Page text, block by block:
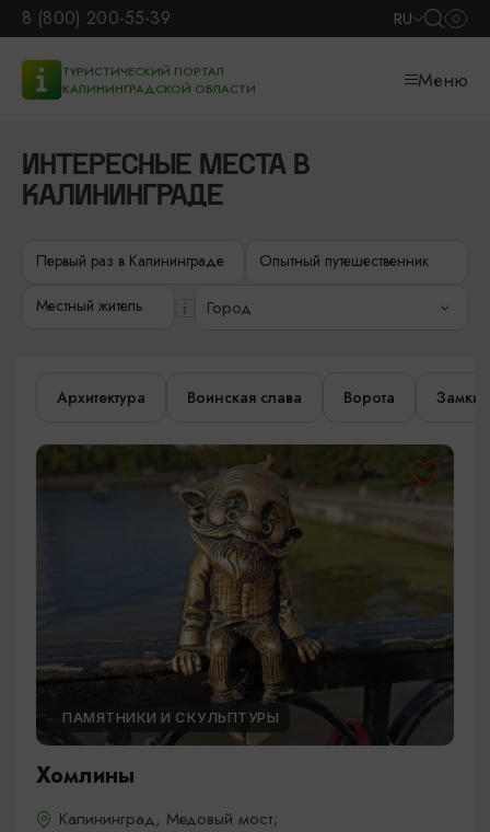
8 (800) 200-55-39 RU
ТУРИСТИЧЕСКИЙ ПОРТАЛ
КАЛИНИНГРАДСКОЙ ОБЛАСТИ
Меню
ИНТЕРЕСНЫЕ МЕСТА В
КАЛИНИНГРАДЕ
Первый раз в Калининграде Опытный путешественник
Местный житель Город
Архитектура Воинская слава Ворота Замки
ПАМЯТНИКИ И СКУЛЬПТУРЫ
Хомлины
Калининград, Медовый мост;